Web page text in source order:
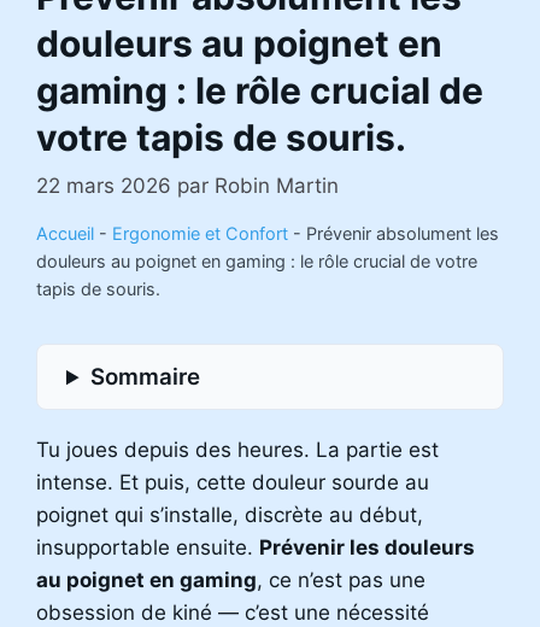
douleurs au poignet en
gaming : le rôle crucial de
votre tapis de souris.
22 mars 2026 par Robin Martin
Accueil - Ergonomie et Confort - Prévenir absolument les
douleurs au poignet en gaming : le rôle crucial de votre
tapis de souris.
Sommaire
Tu joues depuis des heures. La partie est
intense. Et puis, cette douleur sourde au
poignet qui s’installe, discrète au début,
insupportable ensuite. Prévenir les douleurs
au poignet en gaming, ce n’est pas une
obsession de kiné — c’est une nécessité